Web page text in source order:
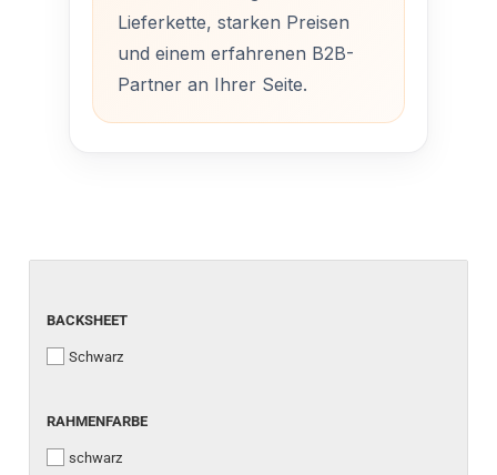
Lieferkette, starken Preisen
und einem erfahrenen B2B-
Partner an Ihrer Seite.
BACKSHEET
BACKSHEET
Schwarz
RAHMENFARBE
RAHMENFARBE
schwarz